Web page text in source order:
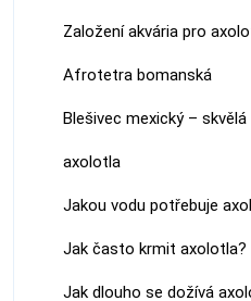
Založení akvária pro
Afrotetra bomanská
Blešivec mexický –
axolotla
Jakou vodu potřebuje
Jak často krmit axolotla?
Jak dlouho se dožívá